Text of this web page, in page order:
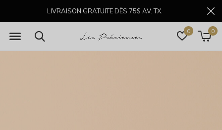
0 0
LIVRAISON GRATUITE DÈS 75$ AV. TX.